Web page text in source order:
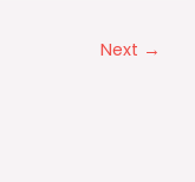
Next →